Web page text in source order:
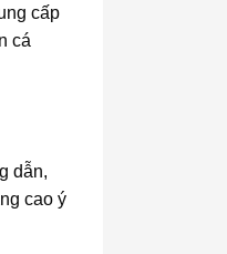
cấp
cá
dẫn,
cao ý